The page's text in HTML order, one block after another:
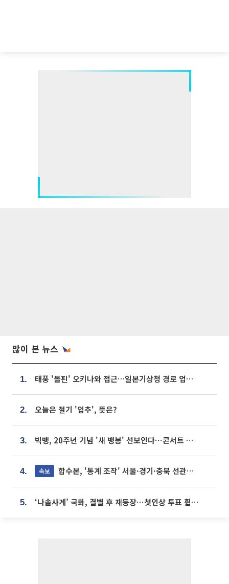
많이 본 뉴스
1. 태풍 '돌핀' 오키나와 접근…일본기상청 경로 업데이트
2. 오늘은 절기 '입추', 뜻은?
3. 빅뱅, 20주년 기념 '새 뱅봉' 선보인다⋯콘서트 앞두고 팝업 개최
4. 속보 합수본, '통계 조작' 서울·경기·충북 선관위 등 추가 압수수색
5. ‘나솔사계’ 국화, 결별 후 재등장⋯첫인상 투표 휩쓸고 ‘인기녀’ 등극